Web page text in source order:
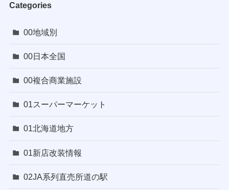
Categories
00地域別
00日本全国
00複合商業施設
01スーパーマーケット
01北海道地方
01新店改装情報
02JA系列直売所道の駅